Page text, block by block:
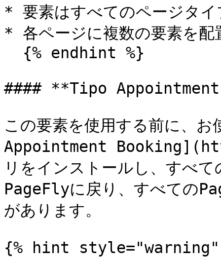
* 要素はすべてのページタイ
* 各ページに複数の要素を配
#### **Tipo
この要素を使用する前に、
Appointment
リをインストールし、すべ
PageFlyに戻り、すべての
があります。
{% hint style="warning"